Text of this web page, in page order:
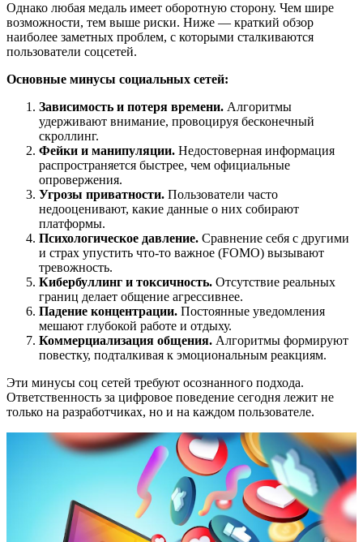
Однако любая медаль имеет оборотную сторону. Чем шире
возможности, тем выше риски. Ниже — краткий обзор
наиболее заметных проблем, с которыми сталкиваются
пользователи соцсетей.
Основные минусы социальных сетей:
Зависимость и потеря времени. Алгоритмы
удерживают внимание, провоцируя бесконечный
скроллинг.
Фейки и манипуляции. Недостоверная информация
распространяется быстрее, чем официальные
опровержения.
Угрозы приватности. Пользователи часто
недооценивают, какие данные о них собирают
платформы.
Психологическое давление. Сравнение себя с другими
и страх упустить что-то важное (FOMO) вызывают
тревожность.
Кибербуллинг и токсичность. Отсутствие реальных
границ делает общение агрессивнее.
Падение концентрации. Постоянные уведомления
мешают глубокой работе и отдыху.
Коммерциализация общения. Алгоритмы формируют
повестку, подталкивая к эмоциональным реакциям.
Эти минусы соц сетей требуют осознанного подхода.
Ответственность за цифровое поведение сегодня лежит не
только на разработчиках, но и на каждом пользователе.